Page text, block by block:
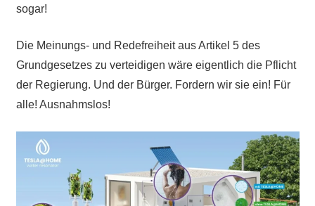
sogar!
Die Meinungs- und Redefreiheit aus Artikel 5 des
Grundgesetzes zu verteidigen wäre eigentlich die Pflicht
der Regierung. Und der Bürger. Fordern wir sie ein! Für
alle! Ausnahmslos!